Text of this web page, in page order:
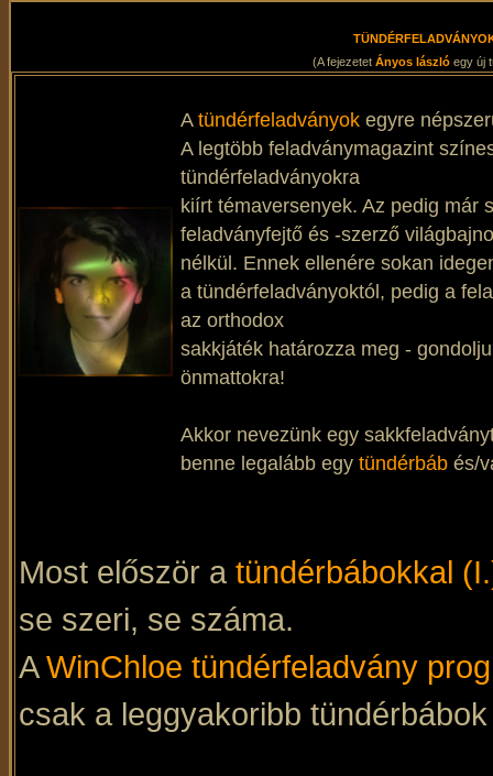
(A fejezetet Ányos lászlóegy új
A tündérfeladványok egyre
A legtöbb feladványmagazint
tündérfeladványokra
kiírt témaversenyek. Az pedig már
feladványfejtő és -szerző
nélkül. Ennek ellenére sokan
a tündérfeladványoktól, pedig a
az orthodox
sakkjáték határozza meg -
önmattokra!
Akkor nevezünk egy
benne legalább egy tündérbáb és/
Most először a tündérbábokkal
se szeri, se száma.
AWinChloe tündérfeladvány
csak a leggyakoribb